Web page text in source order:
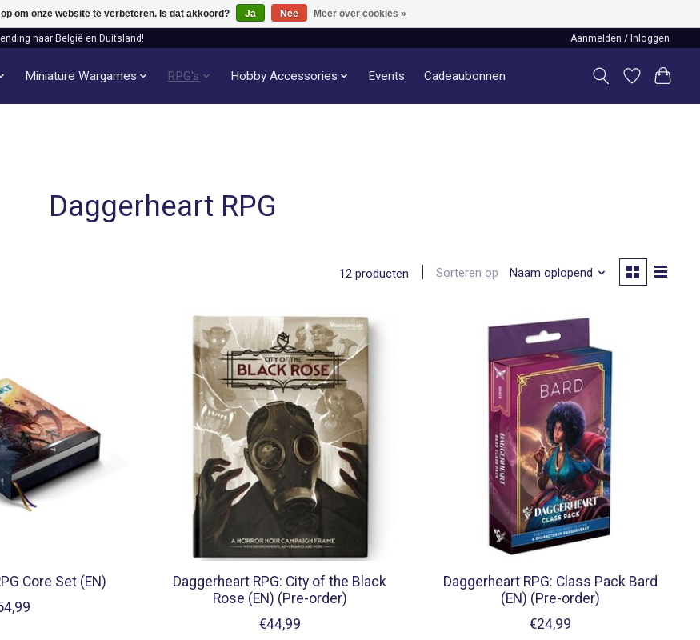
naar België en Duitsland! Aanmelden / Inloggen
Miniature Wargames RPG's Hobby Accessories Events Cadeaubonnen
Daggerheart RPG
12 producten Sorteren op Naam oplopend
Core Set (EN)
Daggerheart RPG: City of the Black
Rose (EN) (Pre-order)
€44,99
Daggerheart RPG: Class Pack Bard
(EN) (Pre-order)
€24,99
om onze website te verbeteren. Is dat akkoord? Ja Nee Meer over cookies »